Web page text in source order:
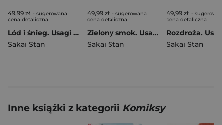
49,99 zł - sugerowana
cena detaliczna
Lód i śnieg. Usagi Yojimbo. Tom 6
Sakai Stan
49,99 zł - sugerowana
cena detaliczna
Zielony smok. Usagi Yojimbo. Tom 5
Sakai Stan
49,99 zł -
cena detaliczna
Sakai Stan
Inne książki z kategorii Komiksy